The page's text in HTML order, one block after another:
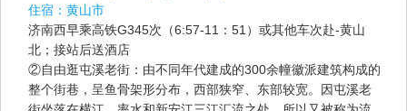
住宿： 黄山市
济南西早乘高铁G345次（6:57-11：51）或其他车次赴-黄山
北；接站后送酒店
②自由逛屯溪老街：由不同年代建成的300余幢徽派建筑构成的
整个街巷，呈鱼骨架形分布，西部狭窄、东部较宽。因屯溪老